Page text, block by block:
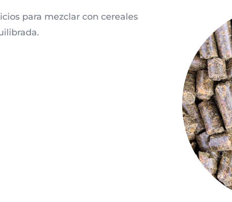
para mezclar con cereales